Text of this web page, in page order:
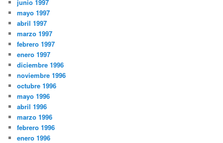
junio 1997
mayo 1997
abril 1997
marzo 1997
febrero 1997
enero 1997
diciembre 1996
noviembre 1996
octubre 1996
mayo 1996
abril 1996
marzo 1996
febrero 1996
enero 1996